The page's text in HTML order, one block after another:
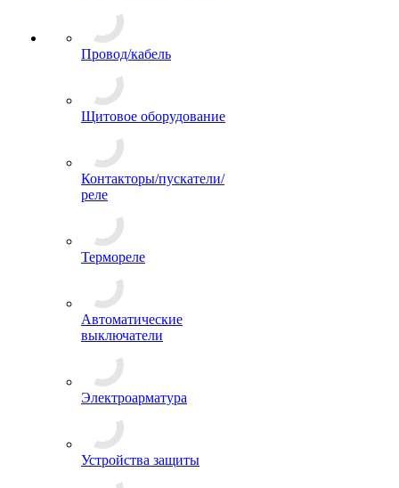
Провод/кабель
Щитовое оборудование
Контакторы/пускатели/
реле
Термореле
Автоматические
выключатели
Электроарматура
Устройства защиты